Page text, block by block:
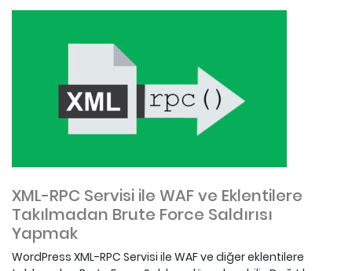
XML-RPC Servisi ile WAF ve Eklentilere
Takılmadan Brute Force Saldırısı
Yapmak
WordPress XML-RPC Servisi ile WAF ve diğer eklentilere